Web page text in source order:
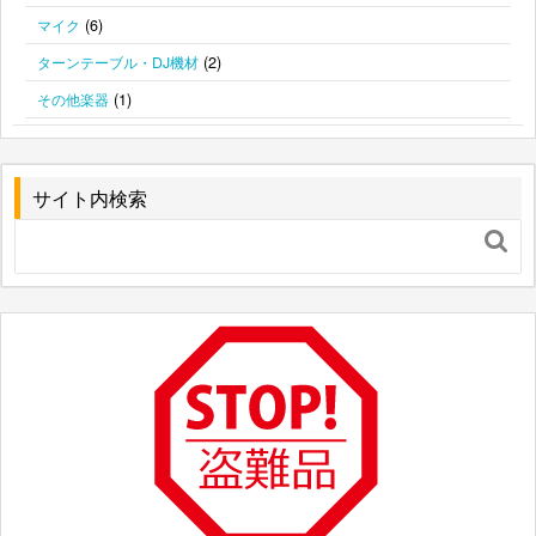
マイク (6)
ターンテーブル・DJ機材 (2)
その他楽器 (1)
サイト内検索
